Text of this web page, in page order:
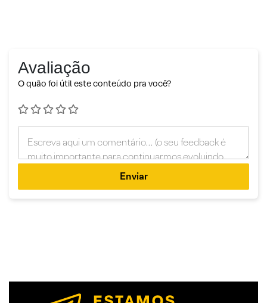
Avaliação
O quão foi útil este conteúdo pra você?
Enviar